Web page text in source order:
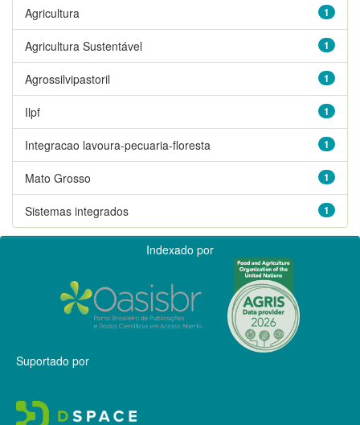
1
Agricultura
1
Agricultura Sustentável
1
Agrossilvipastoril
1
Ilpf
1
Integracao lavoura-pecuaria-floresta
1
Mato Grosso
1
Sistemas integrados
Indexado por
Suportado por